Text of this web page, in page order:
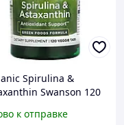
Spirulina &
Swanson 120
к отправке